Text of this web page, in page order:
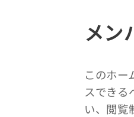
メン
このホー
スできる
い、閲覧